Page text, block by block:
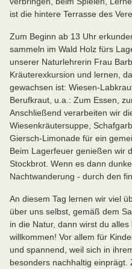
ist die hintere Terrasse des
Zum Beginn ab 13 Uhr
sammeln im Wald Holz fürs
unserer Naturlehrerin Frau
Kräuterexkursion und lernen,
gewachsen ist: Wiesen-
Berufkraut, u.a.: Zum Essen,
Anschließend verarbeiten wir
Wiesenkräutersuppe,
Giersch-Limonade für ein
Beim Lagerfeuer genießen wir
Stockbrot. Wenn es dann
Nachtwanderung - durch den
An diesem Tag lernen wir viel
über uns selbst, gemäß dem
in die Natur, dann wirst du
willkommen! Vor allem für
und spannend, weil sich in
besonders nachhaltig einprägt.